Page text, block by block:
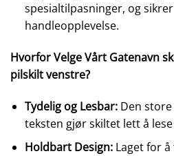
spesialtilpasninger, og
handleopplevelse.
Hvorfor Velge Vårt Gatenavn
pilskilt venstre?
Tydelig og Lesbar:Den store
teksten gjør skiltet lett å
Holdbart Design:Laget for å